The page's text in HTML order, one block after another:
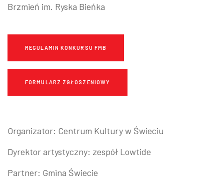
Brzmień im. Ryska Bieńka
REGULAMIN KONKURSU FMB
FORMULARZ ZGŁOSZENIOWY
Organizator: Centrum Kultury w Świeciu
Dyrektor artystyczny: zespół Lowtide
Partner: Gmina Świecie